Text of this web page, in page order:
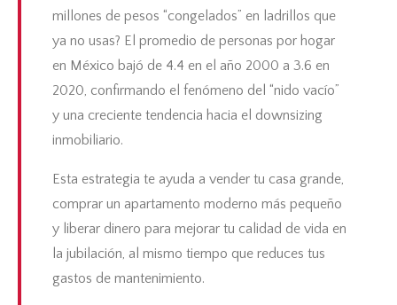
millones de pesos “congelados” en ladrillos que
ya no usas? El promedio de personas por hogar
en México bajó de 4.4 en el año 2000 a 3.6 en
2020, confirmando el fenómeno del “nido vacío”
y una creciente tendencia hacia el downsizing
inmobiliario.
Esta estrategia te ayuda a vender tu casa grande,
comprar un apartamento moderno más pequeño
y liberar dinero para mejorar tu calidad de vida en
la jubilación, al mismo tiempo que reduces tus
gastos de mantenimiento.